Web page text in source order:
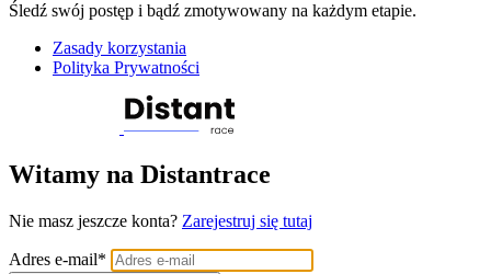
Śledź swój postęp i bądź zmotywowany na każdym etapie.
Zasady korzystania
Polityka Prywatności
Witamy na Distantrace
Nie masz jeszcze konta? Zarejestruj się tutaj
Adres e-mail*